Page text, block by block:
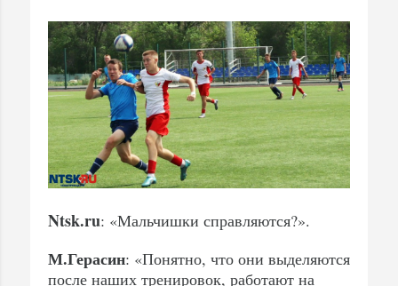
Ntsk.ru: «Мальчишки справляются?».
М.Герасин: «Понятно, что они выделяются
после наших тренировок, работают на